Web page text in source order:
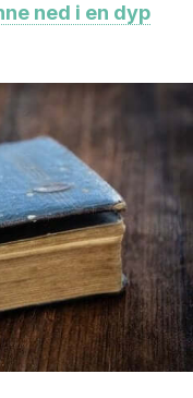
ned i en dyp